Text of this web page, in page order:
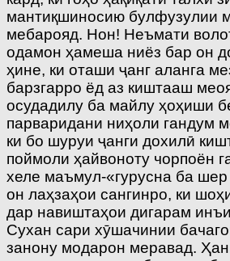
мантиқшиносию булфузулии
мебарояд. Нон! Неъмати
одамон ҳамеша ниёз бар он
ҳине, ки оташи ҷанг аланга
барзгарро ёд аз киштааш
осудадилу ба майлу ҳоҳиши
парваридани ниҳоли гандум
ки бо шуруи ҷанги дохилӣ
поймоли ҳайвоноту чорпоён
хеле маъмул-«гурусна ба
он лаҳзаҳои сангинро, ки
дар навиштаҳои дигарам
Сухан сари хӯшачинии
занону модарон меравад.